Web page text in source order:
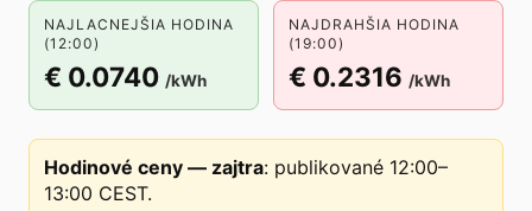
NAJLACNEJŠIA HODINA
(12:00)
€ 0.0740 /kWh
NAJDRAHŠIA HODINA
(19:00)
€ 0.2316 /kWh
Hodinové ceny — zajtra: publikované 12:00–
13:00 CEST.